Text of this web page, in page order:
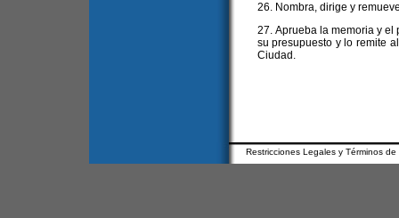
26. Nombra, dirige y
27. Aprueba la memoria y
su presupuesto y lo remite
Ciudad.
Restricciones Legales y Términos de